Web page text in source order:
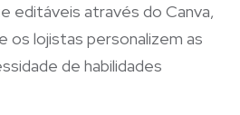
editáveis através do Canva,
os lojistas personalizem as
de habilidades